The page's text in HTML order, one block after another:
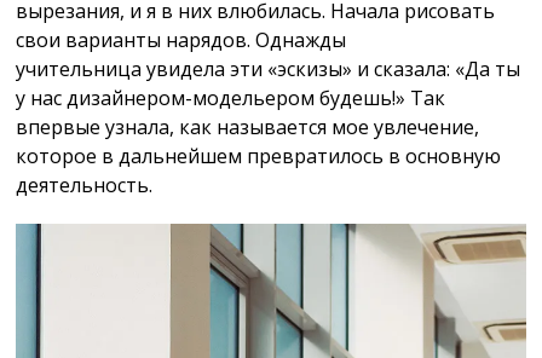
вырезания, и я в них влюбилась. Начала рисовать
свои варианты нарядов. Однажды
учительница увидела эти «эскизы» и сказала: «Да ты
у нас дизайнером-модельером будешь!» Так
впервые узнала, как называется мое увлечение,
которое в дальнейшем превратилось в основную
деятельность.